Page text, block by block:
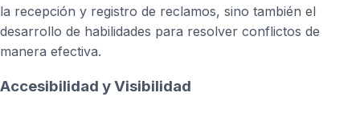
la recepción y registro de reclamos, sino también el
desarrollo de habilidades para resolver conflictos de
manera efectiva.
Accesibilidad y Visibilidad